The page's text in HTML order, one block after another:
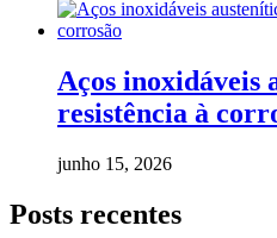
Aços inoxidáveis
resistência à
junho 15, 2026
Posts recentes